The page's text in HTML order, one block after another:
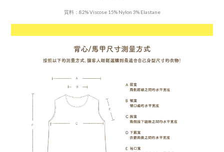
質料：82% Viscose 15% Nylon 3% Elastane